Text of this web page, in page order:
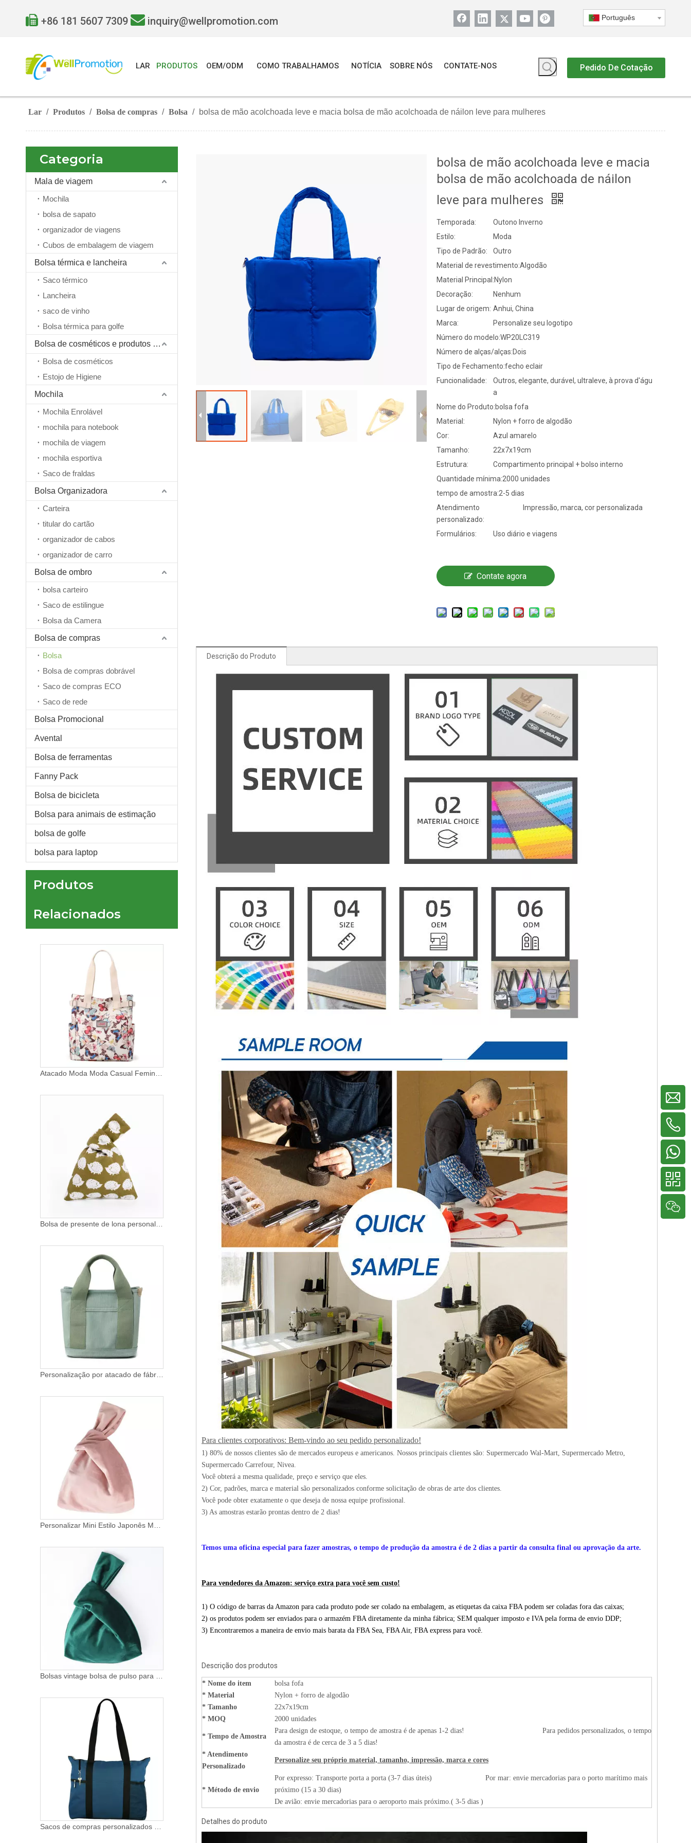
 +86 181 5607 7309  inquiry@wellpromotion.com Português
LAR PRODUTOS OEM/ODM COMO TRABALHAMOS NOTÍCIA SOBRE NÓS CONTATE-NOS Pedido De Cotação
Lar / Produtos / Bolsa de compras / Bolsa / bolsa de mão acolchoada leve e macia bolsa de mão acolchoada de náilon leve para mulheres
Categoria
Mala de viagem
Mochila
bolsa de sapato
organizador de viagens
Cubos de embalagem de viagem
Bolsa térmica e lancheira
Saco térmico
Lancheira
saco de vinho
Bolsa térmica para golfe
Bolsa de cosméticos e produtos de higiene pessoal
Bolsa de cosméticos
Estojo de Higiene
Mochila
Mochila Enrolável
mochila para notebook
mochila de viagem
mochila esportiva
Saco de fraldas
Bolsa Organizadora
Carteira
titular do cartão
organizador de cabos
organizador de carro
Bolsa de ombro
bolsa carteiro
Saco de estilingue
Bolsa da Camera
Bolsa de compras
Bolsa
Bolsa de compras dobrável
Saco de compras ECO
Saco de rede
Bolsa Promocional
Avental
Bolsa de ferramentas
Fanny Pack
Bolsa de bicicleta
Bolsa para animais de estimação
bolsa de golfe
bolsa para laptop
Produtos
Relacionados
Atacado Moda Moda Casual Feminina Bolsa de Mão Feminina com Impressão Personalizada Bolsa Tote de Lona
Bolsa de presente de lona personalizada simples coreana estilo japonês bolsa de compras bolsa de nó de pulso feminina
Personalização por atacado de fábrica Bolsa de compras casual de grande capacidade com vários bolsos Sacola de compras
Personalizar Mini Estilo Japonês Manga de Vento Hand-held Hand Bag Vintage Velvet Nó de Pulso Sacos para Mulheres
Bolsas vintage bolsa de pulso para mulheres coreia estilo japonês bolsa tote veludo bolsa cosmética
Sacos de compras personalizados de poliéster reutilizáveis ​​de grande capacidade para promoção de atacado com vários bolsos
bolsa de mão acolchoada leve e macia
bolsa de mão acolchoada de náilon
leve para mulheres
Temporada:
Outono Inverno
Estilo:
Moda
Tipo de Padrão:
Outro
Material de revestimento:Algodão
Material Principal:Nylon
Decoração:
Nenhum
Lugar de origem: Anhui, China
Marca:
Personalize seu logotipo
Número do modelo:WP20LC319
Número de alças/alças:Dois
Tipo de Fechamento:fecho eclair
Funcionalidade:
Outros, elegante, durável, ultraleve, à prova d'águ
a
Nome do Produto:bolsa fofa
Material:
Nylon + forro de algodão
Cor:
Azul amarelo
Tamanho:
22x7x19cm
Estrutura:
Compartimento principal + bolso interno
Quantidade mínima:2000 unidades
tempo de amostra:2-5 dias
Atendimento
personalizado:
Impressão, marca, cor personalizada
Formulários: Uso diário e viagens
Contate agora
Descrição do Produto
Para clientes corporativos: Bem-vindo ao seu pedido personalizado!
1) 80% de nossos clientes são de mercados europeus e americanos. Nossos principais clientes são: Supermercado Wal-Mart, Supermercado Metro,
Supermercado Carrefour, Nivea.
Você obterá a mesma qualidade, preço e serviço que eles.
2) Cor, padrões, marca e material são personalizados conforme solicitação de obras de arte dos clientes.
Você pode obter exatamente o que deseja de nossa equipe profissional.
3) As amostras estarão prontas dentro de 2 dias!
Temos uma oficina especial para fazer amostras, o tempo de produção da amostra é de 2 dias a partir da consulta final ou aprovação da arte.
Para vendedores da Amazon: serviço extra para você sem custo!
1) O código de barras da Amazon para cada produto pode ser colado na embalagem, as etiquetas da caixa FBA podem ser coladas fora das caixas;
2) os produtos podem ser enviados para o armazém FBA diretamente da minha fábrica; SEM qualquer imposto e IVA pela forma de envio DDP;
3) Encontraremos a maneira de envio mais barata da FBA Sea, FBA Air, FBA express para você.
Descrição dos produtos
* Nome do item
bolsa fofa
* Material
Nylon + forro de algodão
* Tamanho
22x7x19cm
* MOQ
2000 unidades
* Tempo de Amostra
Para design de estoque, o tempo de amostra é de apenas 1-2 dias! Para pedidos personalizados, o tempo
da amostra é de cerca de 3 a 5 dias!
* Atendimento
Personalizado
Personalize seu próprio material, tamanho, impressão, marca e cores
* Método de envio
Por expresso: Transporte porta a porta (3-7 dias úteis) Por mar: envie mercadorias para o porto marítimo mais
próximo (15 a 30 dias)
De avião: envie mercadorias para o aeroporto mais próximo.( 3-5 dias )
Detalhes do produto